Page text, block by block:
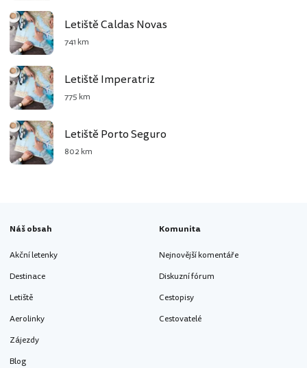
Letiště Caldas Novas
741 km
Letiště Imperatriz
775 km
Letiště Porto Seguro
802 km
Náš obsah
Akční letenky
Destinace
Letiště
Aerolinky
Zájezdy
Blog
Komunita
Nejnovější komentáře
Diskuzní fórum
Cestopisy
Cestovatelé